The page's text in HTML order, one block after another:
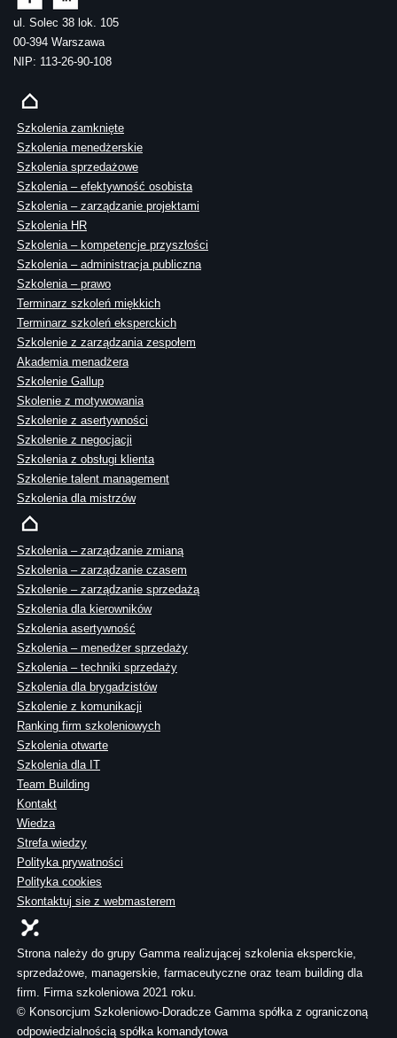
ul. Solec 38 lok. 105
00-394 Warszawa
NIP: 113-26-90-108
Szkolenia zamknięte
Szkolenia menedżerskie
Szkolenia sprzedażowe
Szkolenia – efektywność osobista
Szkolenia – zarządzanie projektami
Szkolenia HR
Szkolenia – kompetencje przyszłości
Szkolenia – administracja publiczna
Szkolenia – prawo
Terminarz szkoleń miękkich
Terminarz szkoleń eksperckich
Szkolenie z zarządzania zespołem
Akademia menadżera
Szkolenie Gallup
Skolenie z motywowania
Szkolenie z asertywności
Szkolenie z negocjacji
Szkolenia z obsługi klienta
Szkolenie talent management
Szkolenia dla mistrzów
Szkolenia – zarządzanie zmianą
Szkolenia – zarządzanie czasem
Szkolenie – zarządzanie sprzedażą
Szkolenia dla kierowników
Szkolenia asertywność
Szkolenia – menedżer sprzedaży
Szkolenia – techniki sprzedaży
Szkolenia dla brygadzistów
Szkolenie z komunikacji
Ranking firm szkoleniowych
Szkolenia otwarte
Szkolenia dla IT
Team Building
Kontakt
Wiedza
Strefa wiedzy
Polityka prywatności
Polityka cookies
Skontaktuj sie z webmasterem
Strona należy do grupy Gamma realizującej szkolenia eksperckie,
sprzedażowe, managerskie, farmaceutyczne oraz team building dla
firm. Firma szkoleniowa 2021 roku.
© Konsorcjum Szkoleniowo-Doradcze Gamma spółka z ograniczoną
odpowiedzialnością spółka komandytowa